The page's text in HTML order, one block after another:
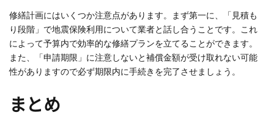
修繕計画にはいくつか注意点があります。まず第一に、「見積も
り段階」で地震保険利用について業者と話し合うことです。これ
によって予算内で効率的な修繕プランを立てることができます。
また、「申請期限」に注意しないと補償金額が受け取れない可能
性がありますので必ず期限内に手続きを完了させましょう。
まとめ